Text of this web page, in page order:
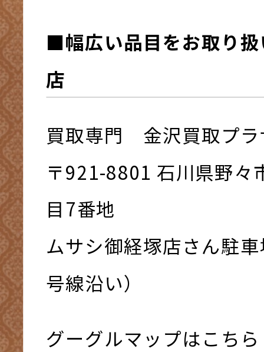
■幅広い品目をお取り
店
買取専門 金沢買取プラ
〒921-8801 ⽯川県野々
⽬7番地
ムサシ御経塚店さん駐
号線沿い）
グーグルマップはこちら